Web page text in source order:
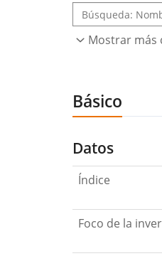
Mostrar más
Básico
Datos
Índice
Foco de la